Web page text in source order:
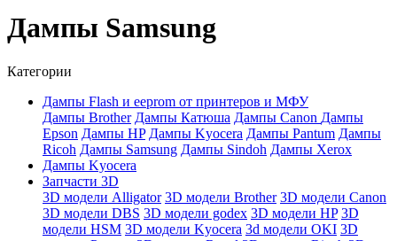
Дампы Samsung
Категории
Дампы Flash и eeprom от принтеров и МФУ
Дaмпы Brother Дампы Катюша Дампы Canon Дампы
Epson Дампы HP Дампы Kyocera Дампы Pantum Дампы
Ricoh Дампы Samsung Дампы Sindoh Дампы Xerox
Дампы Kyocera
Запчасти 3D
3D модели Alligator 3D модели Brother 3D модели Canon
3D модели DBS 3D модели godex 3D модели HP 3D
модели HSM 3D модели Kyocera 3d модели OKI 3D